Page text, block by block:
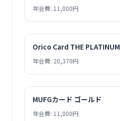
年会費: 11,000円
Orico Card THE PLATINUM
年会費: 20,370円
MUFGカード ゴールド
年会費: 11,000円